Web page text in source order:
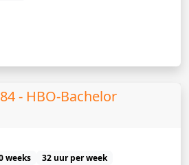
- HBO-Bachelor
weeks
32 uur per week